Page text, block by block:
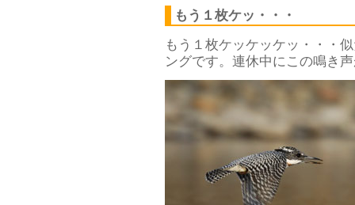
もう１枚ケッ・・・
もう１枚ケッケッケッ・・・
ングです。連休中にこの鳴き